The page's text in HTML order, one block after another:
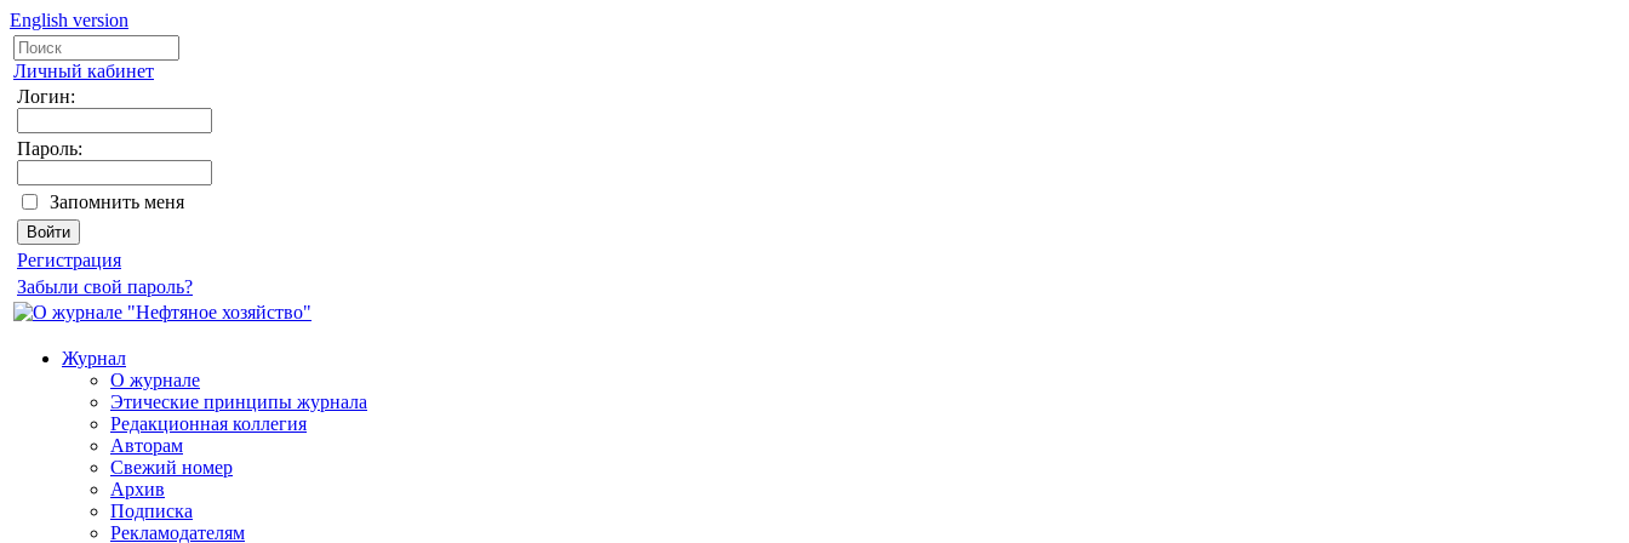
English version
Личный кабинет
Логин:
Пароль:
Запомнить меня
Регистрация
Забыли свой пароль?
Журнал
О журнале
Этические принципы журнала
Редакционная коллегия
Авторам
Свежий номер
Архив
Подписка
Рекламодателям